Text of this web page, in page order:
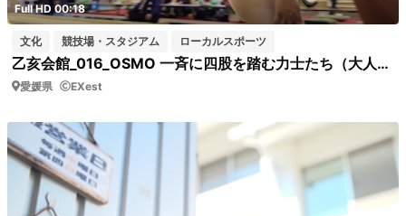
Full HD 00:18
文化 競技場・スタジアム ローカルスポーツ
乙亥会館_016_OSMO 一斉に四股を踏む力士たち（大人編）短04
愛媛県 EXest